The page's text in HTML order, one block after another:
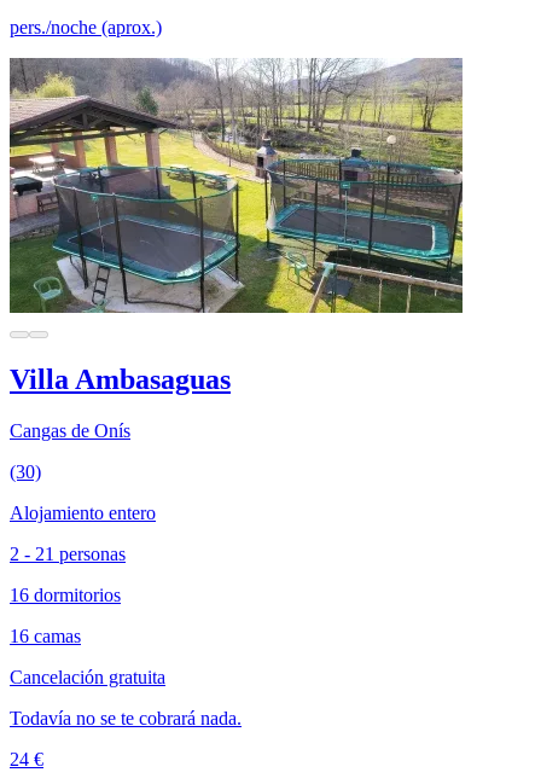
pers./noche (aprox.)
Villa Ambasaguas
Cangas de Onís
(30)
Alojamiento entero
2 - 21 personas
16 dormitorios
16 camas
Cancelación gratuita
Todavía no se te cobrará nada.
24 €